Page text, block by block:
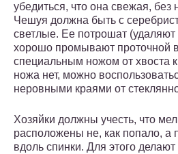
убедиться, что она свежая, без
Чешуя должна быть с
светлые. Ее потрошат (удаляют
хорошо промывают проточной
специальным ножом от хвоста к
ножа нет, можно
неровными краями от
Хозяйки должны учесть, что
расположены не, как попало, а
вдоль спинки. Для этого